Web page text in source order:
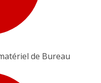
de Bureau